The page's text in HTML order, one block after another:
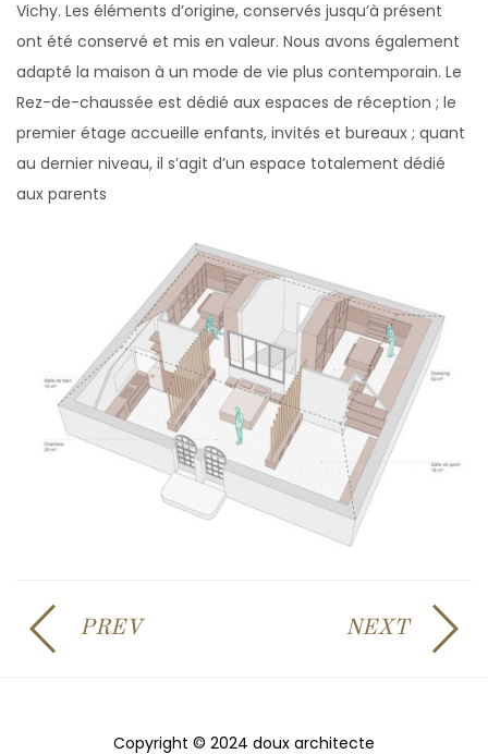
Vichy. Les éléments d’origine, conservés jusqu’à présent
ont été conservé et mis en valeur. Nous avons également
adapté la maison à un mode de vie plus contemporain. Le
Rez-de-chaussée est dédié aux espaces de réception ; le
premier étage accueille enfants, invités et bureaux ; quant
au dernier niveau, il s’agit d’un espace totalement dédié
aux parents
PREV NEXT
Copyright © 2024 doux architecte